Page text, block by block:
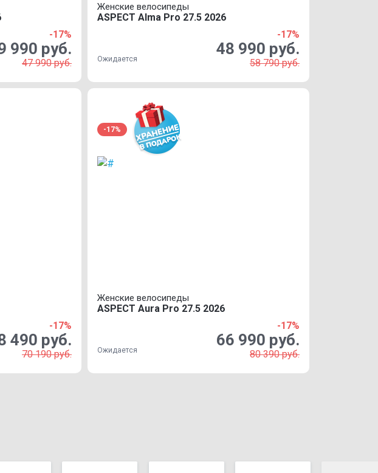
-17%
990 руб.
47 990 руб.
Женские велосипеды
ASPECT Alma Pro 27.5 2026
Ожидается
-17%
48 990 руб.
58 790 руб.
-17%
490 руб.
70 190 руб.
-17%
Женские велосипеды
ASPECT Aura Pro 27.5 2026
Ожидается
-17%
66 990 руб.
80 390 руб.